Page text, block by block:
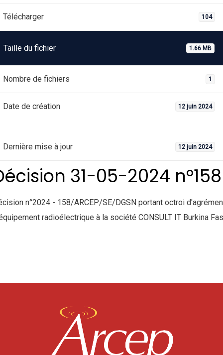
Télécharger 104
Taille du fichier 1.66 MB
Nombre de fichiers 1
Date de création 12 juin 2024
Dernière mise à jour 12 juin 2024
31-05-2024 n°158
n°2024 - 158/ARCEP/SE/DGSN portant octroi
radioélectrique à la société CONSULT IT Burkina